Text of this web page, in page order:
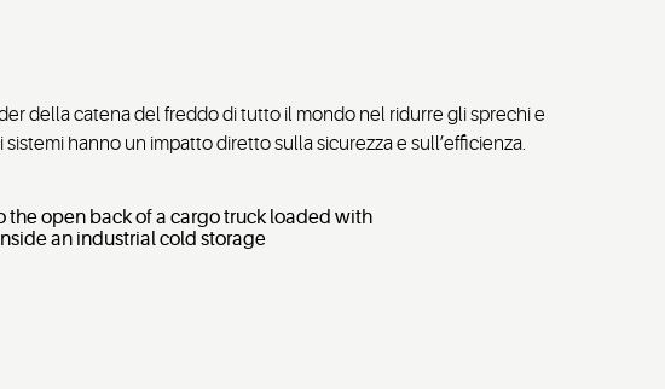
della catena del freddo di tutto il mondo nel ridurre gli sprechi e
hanno un impatto diretto sulla sicurezza e sull’efficienza.